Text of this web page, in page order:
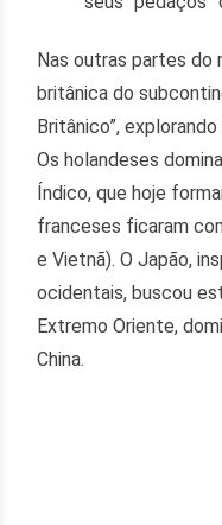
Nas outras partes do
britânica do
Britânico”,
Os holandeses
Índico, que hoje
franceses ficaram
e Vietnã). O Japão,
ocidentais, buscou
Extremo Oriente,
China.